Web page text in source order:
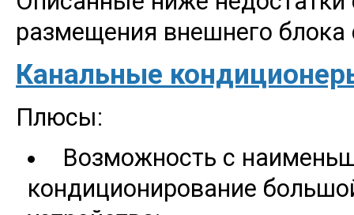
размещения внешнего
Канальные
Плюсы:
Возможность с
кондиционирование